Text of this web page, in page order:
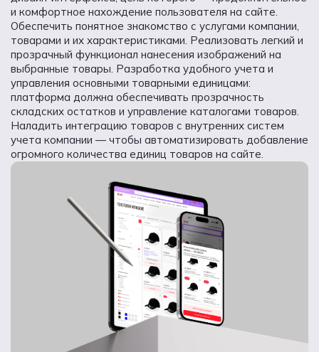
и комфортное нахождение пользователя на сайте.
Обеспечить понятное знакомство с услугами компании,
товарами и их характеристиками. Реализовать легкий и
прозрачный функционал нанесения изображений на
выбранные товары. Разработка удобного учета и
управления основными товарными единицами:
платформа должна обеспечивать прозрачность
складских остатков и управление каталогами товаров.
Наладить интеграцию товаров с внутренних систем
учета компании — чтобы автоматизировать добавление
огромного количества единиц товаров на сайте.